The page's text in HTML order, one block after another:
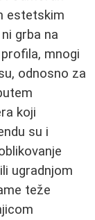
estetskim
grba na
mnogi
odnosno za
koji
su i
ugradnjom
teže